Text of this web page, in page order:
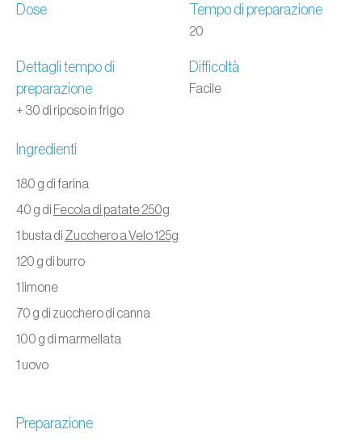
Dose Tempo di preparazione
20
Dettagli tempo di
preparazione
+ 30 di riposo in frigo
Difficoltà
Facile
Ingredienti
180 g di farina
40 g di Fecola di patate 250g
1 busta di Zucchero a Velo 125g
120 g di burro
1 limone
70 g di zucchero di canna
100 g di marmellata
1 uovo
Preparazione